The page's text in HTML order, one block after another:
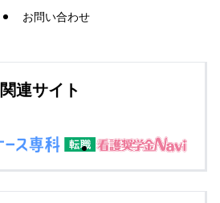
お問い合わせ
関連サイト